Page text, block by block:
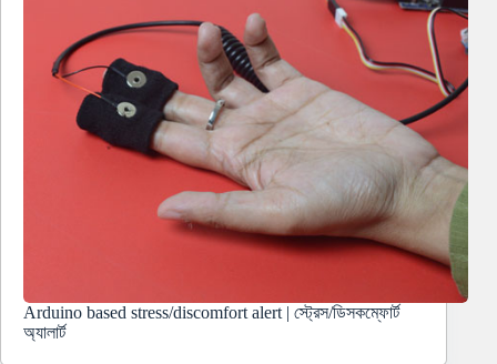
Arduino based stress/discomfort alert | স্ট্রেস/ডিসকম্ফোর্ট
অ্যালার্ট